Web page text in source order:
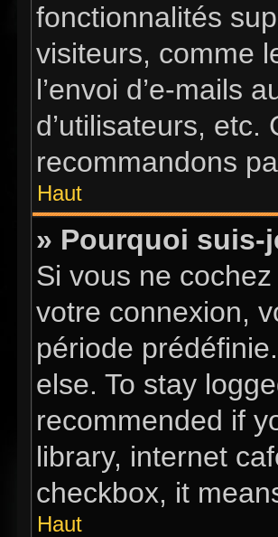
fonctionnalités
visiteurs, comme
l’envoi d’e-mails
d’utilisateurs, etc.
recommandons
Haut
» Pourquoi suis-
Si vous ne
votre connexion,
période
else. To stay
recommended if
library, internet
checkbox, it
Haut